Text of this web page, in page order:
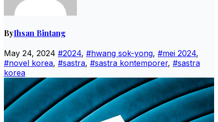
ByIhsan Bintang
May 24, 2024 #2024, #hwang sok-yong, #mei 2024,
#novel korea, #sastra, #sastra kontemporer, #sastra
korea